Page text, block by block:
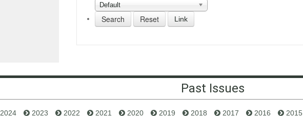
Default
Link
Past Issues
2024 2023 2022 2021 2020 2019 2018 2017 2016 2015